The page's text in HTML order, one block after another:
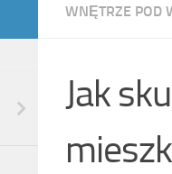
WNĘTRZE POD
Jak